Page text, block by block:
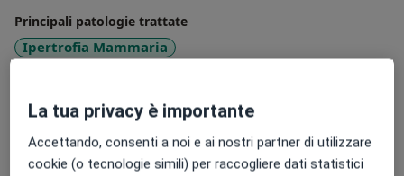
Principali patologie trattate
Ipertrofia Mammaria
Neoformazione
+28 a11y_sr_more_diseases
Presso questo indirizzo visito
La tua privacy è importante
Accettando, consenti a noi e ai nostri partner di utilizzare
cookie (o tecnologie simili) per raccogliere dati statistici